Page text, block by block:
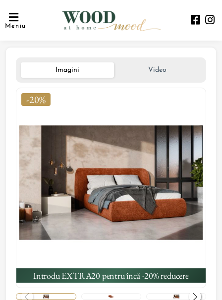
Meniu
Imagini Video
-20%
Introdu EXTRA20 pentru încă -20% reducere